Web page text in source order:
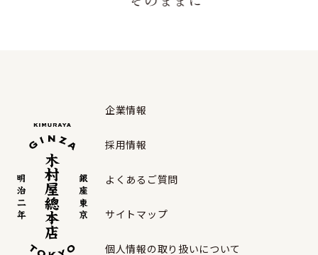
企業情報
採用情報
よくあるご質問
サイトマップ
個人情報の取り扱いについて